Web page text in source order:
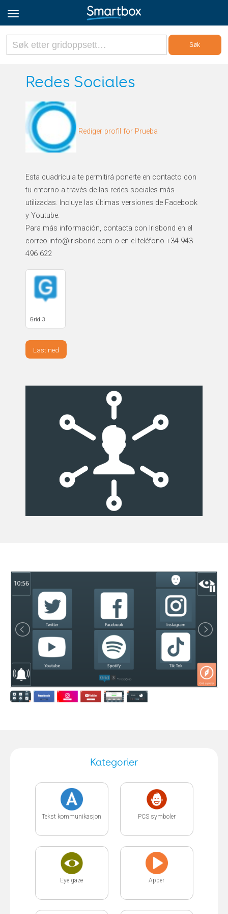
Online Grids
Registrer deg
Redes Sociales
Rediger profil for Prueba
Esta cuadrícula te permitirá ponerte en contacto con
tu entorno a través de las redes sociales más
utilizadas. Incluye las últimas versiones de Facebook
y Youtube.
Para más información, contacta con Irisbond en el
correo info@irisbond.com o en el teléfono +34 943
496 622
Grid 3
Last ned
Kategorier
Tekst kommunikasjon PCS symboler
Eye gaze Apper